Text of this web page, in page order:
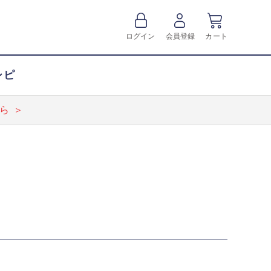
ログイン 会員登録 カート
ピ
＞